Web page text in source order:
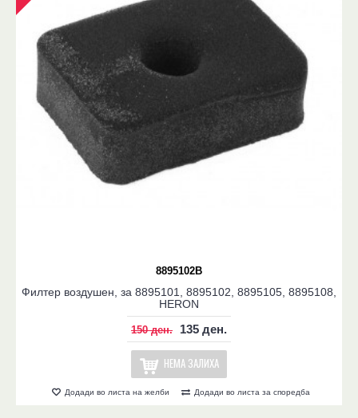
8895102B
Филтер воздушен, за 8895101, 8895102, 8895105, 8895108,
HERON
150 ден. 135 ден.
НЕМА ЗАЛИХА
Додади во листа на желби Додади во листа за споредба